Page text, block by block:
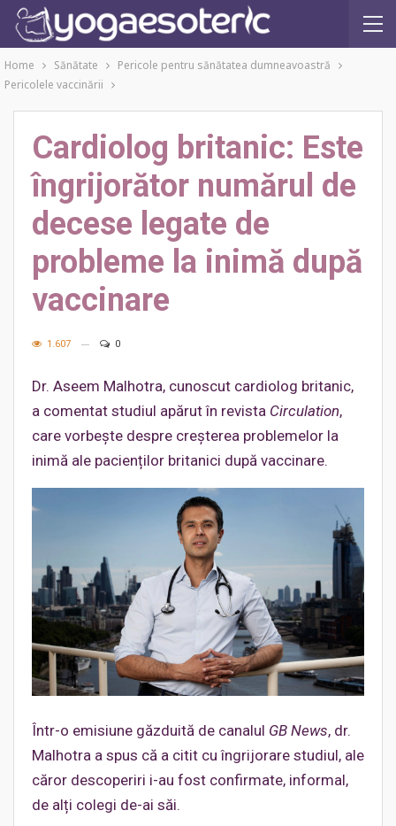
Home Sănătate
Pericole pentru sănătatea dumneavoastră
Pericolele vaccinării
Cardiolog britanic: Este
îngrijorător numărul de
decese legate de
probleme la inimă după
vaccinare
1.607 0
Dr. Aseem Malhotra, cunoscut cardiolog britanic,
a comentat studiul apărut în revista Circulation,
care vorbește despre creșterea problemelor la
inimă ale pacienților britanici după vaccinare.
Într-o emisiune găzduită de canalul GB News, dr.
Malhotra a spus că a citit cu îngrijorare studiul, ale
căror descoperiri i-au fost confirmate, informal,
de alți colegi de-ai săi.